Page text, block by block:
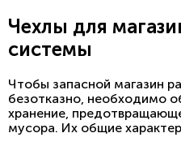
Чехлы для
системы
Чтобы запасной магазин
безотказно, необходимо
хранение,
мусора. Их общие